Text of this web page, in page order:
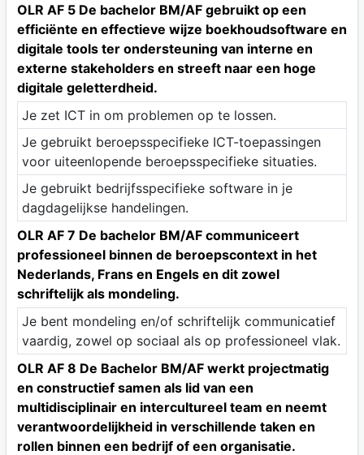
OLR AF 5 De bachelor BM/AF gebruikt op een
efficiënte en effectieve wijze boekhoudsoftware en
digitale tools ter ondersteuning van interne en
externe stakeholders en streeft naar een hoge
digitale geletterdheid.
Je zet ICT in om problemen op te lossen.
Je gebruikt beroepsspecifieke ICT-toepassingen
voor uiteenlopende beroepsspecifieke situaties.
Je gebruikt bedrijfsspecifieke software in je
dagdagelijkse handelingen.
OLR AF 7 De bachelor BM/AF communiceert
professioneel binnen de beroepscontext in het
Nederlands, Frans en Engels en dit zowel
schriftelijk als mondeling.
Je bent mondeling en/of schriftelijk communicatief
vaardig, zowel op sociaal als op professioneel vlak.
OLR AF 8 De Bachelor BM/AF werkt projectmatig
en constructief samen als lid van een
multidisciplinair en intercultureel team en neemt
verantwoordelijkheid in verschillende taken en
rollen binnen een bedrijf of een organisatie.